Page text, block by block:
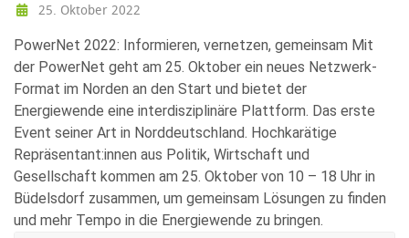
25. Oktober 2022
PowerNet 2022: Informieren, vernetzen, gemeinsam Mit
der PowerNet geht am 25. Oktober ein neues Netzwerk-
Format im Norden an den Start und bietet der
Energiewende eine interdisziplinäre Plattform. Das erste
Event seiner Art in Norddeutschland. Hochkarätige
Repräsentant:innen aus Politik, Wirtschaft und
Gesellschaft kommen am 25. Oktober von 10 – 18 Uhr in
Büdelsdorf zusammen, um gemeinsam Lösungen zu finden
und mehr Tempo in die Energiewende zu bringen.